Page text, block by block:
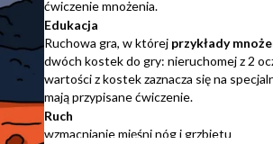
ćwiczenie mnożenia.
Edukacja
Ruchowa gra, w którejprzykłady
dwóch kostek do gry: nieruchomej z 2
wartości z kostek zaznacza się na
mają przypisane ćwiczenie.
Ruch
wzmacnianie mięśni nóg i grzbietu